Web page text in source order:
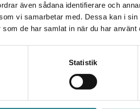
även sådana identifierare och
vi samarbetar med. Dessa kan i
de har samlat in när du har använt
Statistik
Vi erbjuder inte leveranser
kunna slutföra ett köp måste
i Sverige.
Minifakta om
bok)